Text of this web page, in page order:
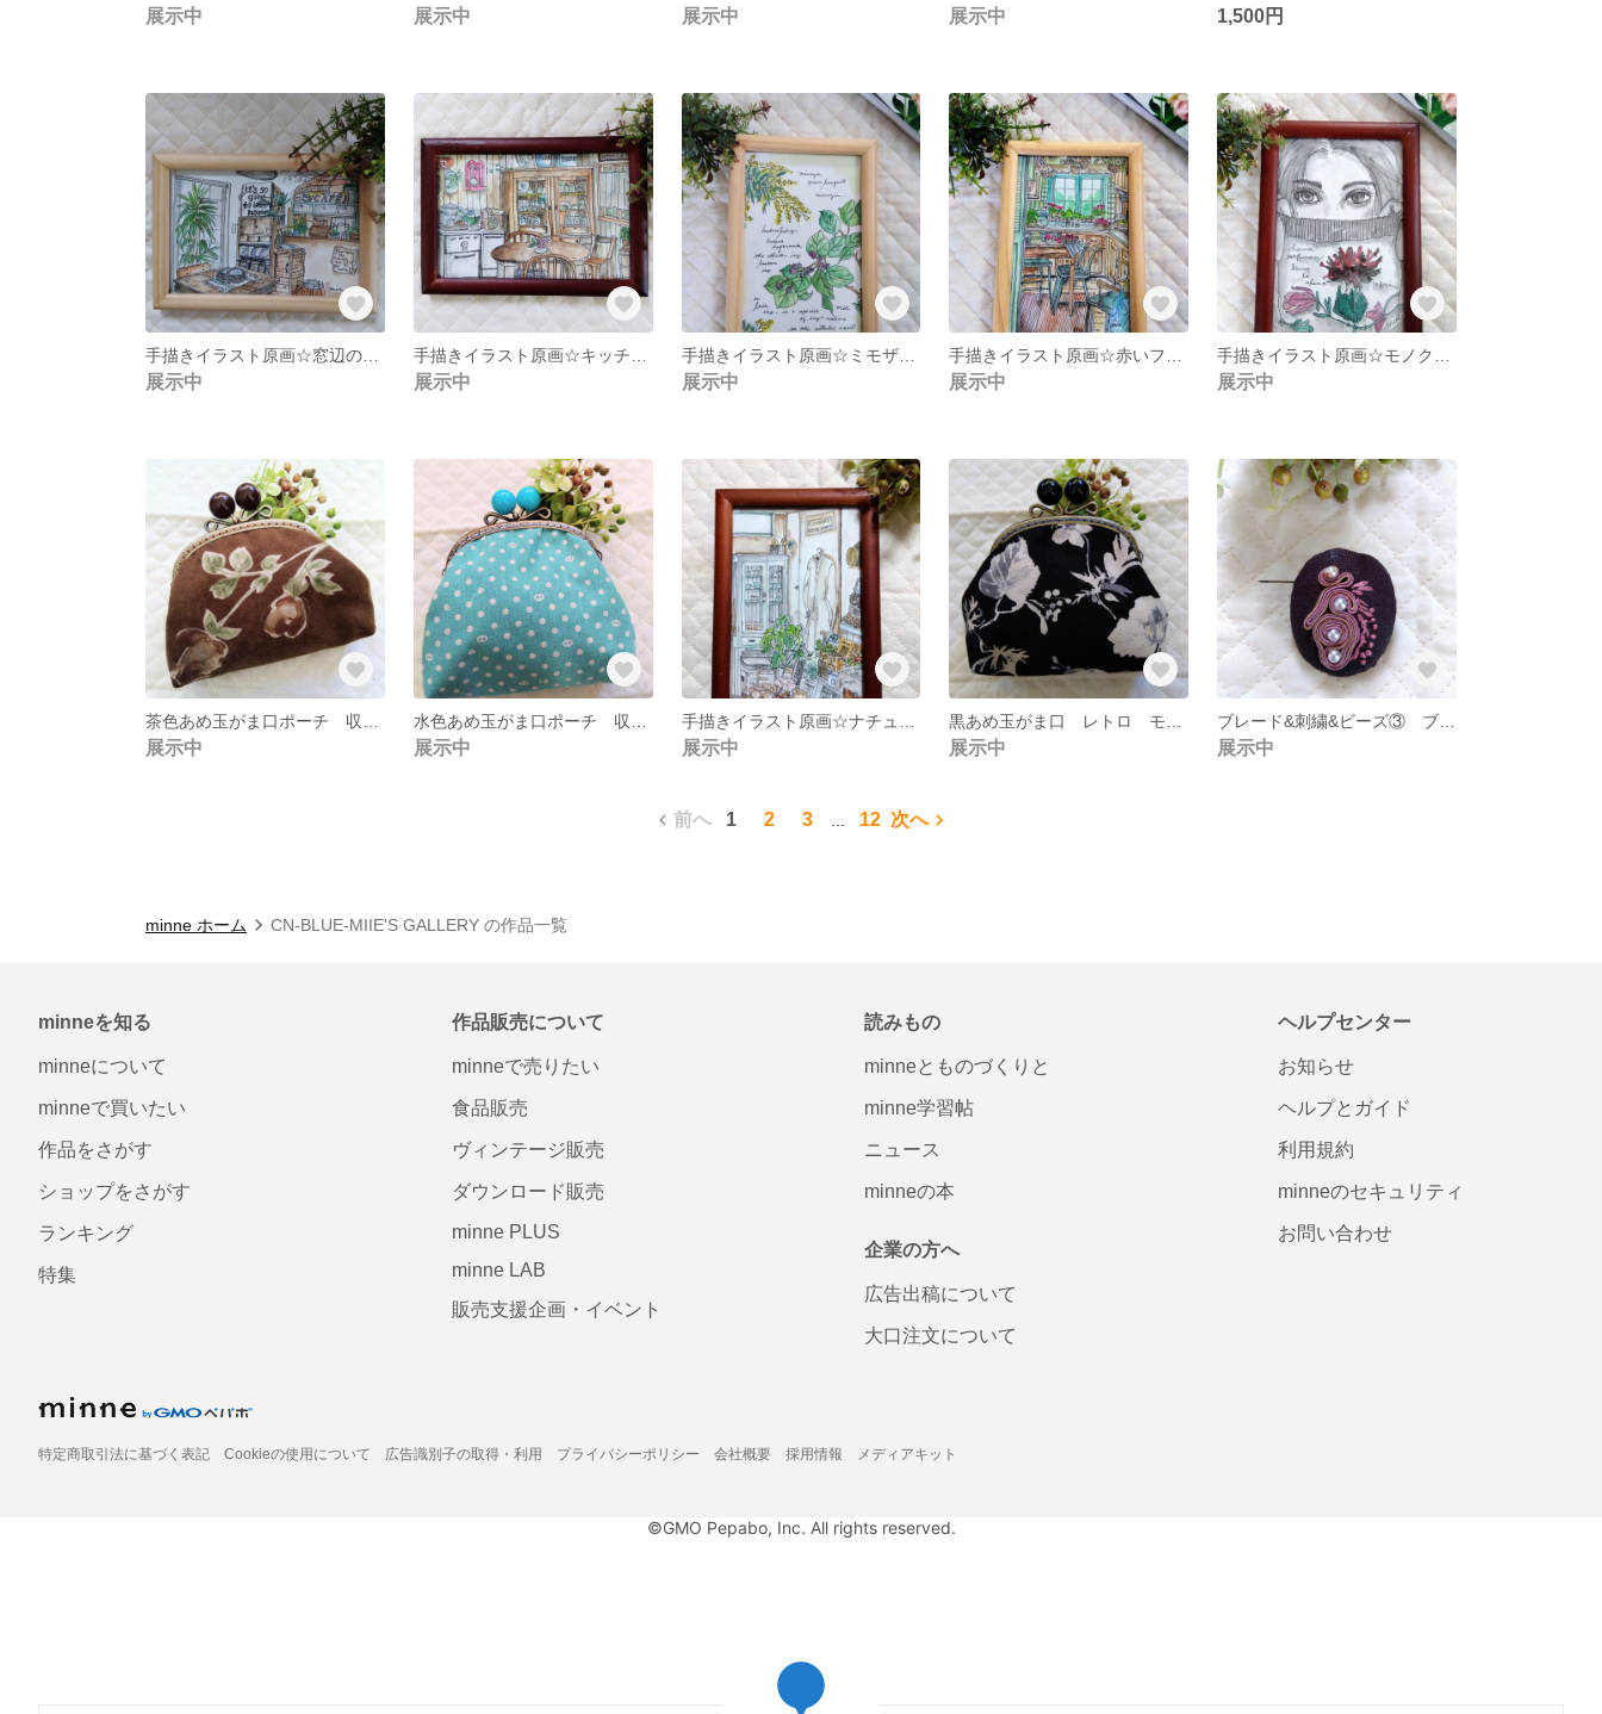
展示中 展示中 展示中 展示中 1,500円
展示中 展示中
手描きイラスト原画☆ミモザとヘデラベリー イエロー&グリーン&ブルーパープル
展示中 展示中 展示中
展示中 展示中 展示中 展示中 展示中
前へ 1 2 3 12 次へ
minne ホーム CN-BLUE-MIIE'S GALLERY の作品一覧
minneを知る
minneについて
minneで買いたい
作品をさがす
ショップをさがす
ランキング
特集
作品販売について
minneで売りたい
食品販売
ヴィンテージ販売
ダウンロード販売
minne PLUS
minne LAB
販売支援企画・イベント
読みもの
minneとものづくりと
minne学習帖
ニュース
minneの本
企業の方へ
広告出稿について
大口注文について
ヘルプセンター
お知らせ
ヘルプとガイド
利用規約
minneのセキュリティ
お問い合わせ
特定商取引法に基づく表記 Cookieの使用について 広告識別子の取得・利用 プライバシーポリシー 会社概要 採用情報 メディアキット
©GMO Pepabo, Inc. All rights reserved.